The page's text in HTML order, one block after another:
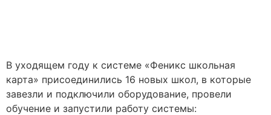
В уходящем году к системе «Феникс школьная
карта» присоединились 16 новых школ, в которые
завезли и подключили оборудование, провели
обучение и запустили работу системы: